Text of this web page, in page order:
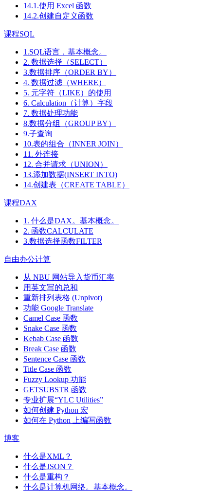
14.1.使用 Excel 函数
14.2.创建自定义函数
课程SQL
1.SQL语言，基本概念。
2. 数据选择（SELECT）
3.数据排序（ORDER BY）
4. 数据过滤（WHERE）
5. 元字符（LIKE）的使用
6. Calculation（计算）字段
7. 数据处理功能
8.数据分组（GROUP BY）
9.子查询
10.表的组合（INNER JOIN）
11. 外连接
12. 合并请求（UNION）
13.添加数据(INSERT INTO)
14.创建表（CREATE TABLE）
课程DAX
1. 什么是DAX。基本概念。
2. 函数CALCULATE
3.数据选择函数FILTER
自由办公计算
从 NBU 网站导入货币汇率
用英文写的总和
重新排列表格 (Unpivot)
功能 Google Translate
Camel Case 函数
Snake Case 函数
Kebab Case 函数
Break Case 函数
Sentence Case 函数
Title Case 函数
Fuzzy Lookup 功能
GETSUBSTR 函数
专业扩展“YLC Utilities”
如何创建 Python 宏
如何在 Python 上编写函数
博客
什么是XML？
什么是JSON？
什么是重构？
什么是计算机网络。基本概念。